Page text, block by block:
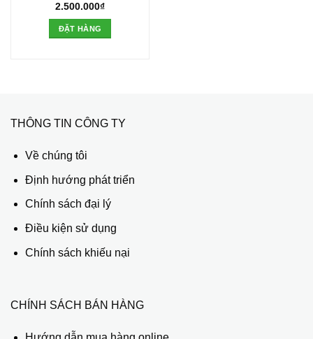
2.500.000₫
ĐẶT HÀNG
THÔNG TIN CÔNG TY
Về chúng tôi
Định hướng phát triển
Chính sách đại lý
Điều kiện sử dụng
Chính sách khiếu nại
CHÍNH SÁCH BÁN HÀNG